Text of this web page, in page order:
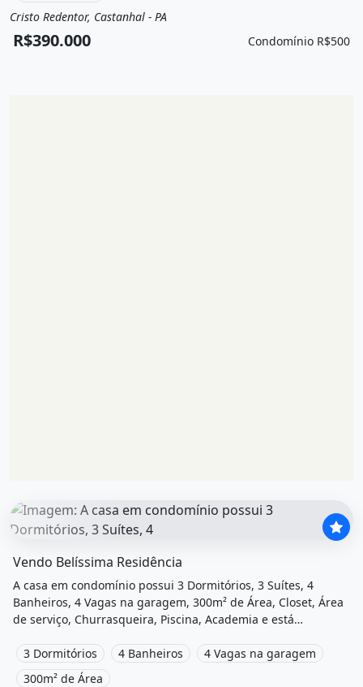
Venda
Apartamento
Cristo Redentor, Castanhal - PA
R$390.000 Condomínio R$500
Vendo Belíssima Residência
A casa em condomínio possui 3 Dormitórios, 3 Suítes, 4
Banheiros, 4 Vagas na garagem, 300m² de Área, Closet, Área
de serviço, Churrasqueira, Piscina, Academia e está
por R$650.000 e Condomínio por R$315.000 /Mês.
3 Dormitórios 4 Banheiros
4 Vagas na garagem
300m² de Área